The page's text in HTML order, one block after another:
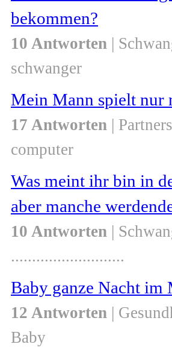
bekommen?
10 Antworten |
schwanger
Mein Mann spielt nur
17 Antworten |
computer
Was meint ihr bin in
aber manche
10 Antworten |
...........................
Baby ganze Nacht im
12 Antworten |
Baby